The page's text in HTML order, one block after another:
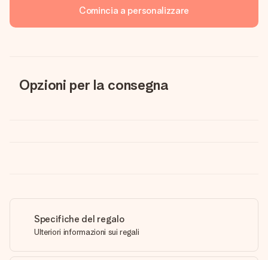
Comincia a personalizzare
Opzioni per la consegna
Specifiche del regalo
Ulteriori informazioni sui regali